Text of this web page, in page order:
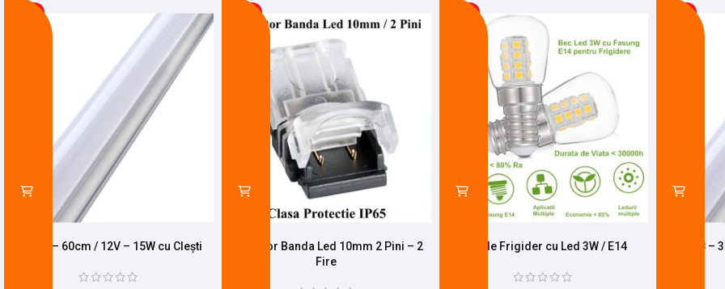
Led T8 – 60cm / 12V – 15W cu Clești
Conector Banda Led 10mm 2 Pini – 2
Fire
Bec de Frigider cu Led 3W / E14 Led T8 –